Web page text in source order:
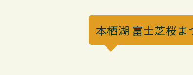
本栖湖 富士芝桜ま